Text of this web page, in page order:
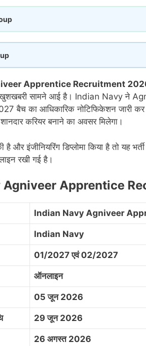
Apprentice Recruitment
खुशखबरी सामने आई है। Indian Navy ने
का आधिकारिक नोटिफिकेशन जारी कर
करियर बनाने का अवसर मिलेगा।
है और इंजीनियरिंग डिप्लोमा किया है तो यह
रखी गई है।
Agniveer Apprentice
Indian Navy Agniveer
Indian Navy
01/2027 एवं 02/2027
ऑनलाइन
05 जून 2026
29 जून 2026
26 अगस्त 2026